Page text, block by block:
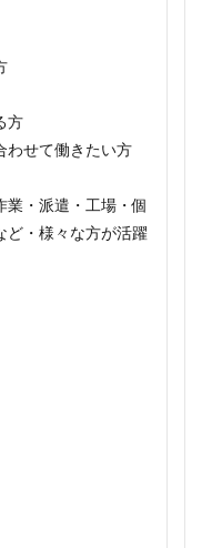
方
わせて働きたい方
業・派遣・工場・個
ど・様々な方が活躍